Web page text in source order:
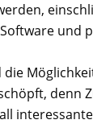
und
die
denn